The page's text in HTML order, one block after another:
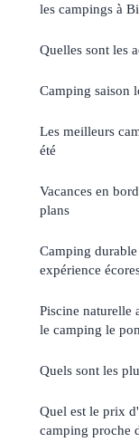
les campings à
Quelles sont les
Camping saison
Les meilleurs
été
Vacances en
plans
Camping
expérience
Piscine naturelle
le camping le
Quels sont les
Quel est le prix
camping proche